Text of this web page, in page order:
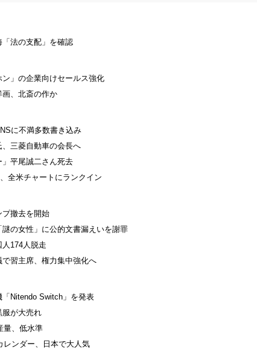
「法の支配」を確認
」の企業向けセールス強化
、北斎の作か
に不満多数書き込み
三菱自動車の会長へ
」平尾誠二さん死去
全米チャートにランクイン
プ撤去を開始
の女性」に公的文書漏えいを謝罪
174人脱走
習主席、権力集中強化へ
Nitendo Switch」を発表
服が大売れ
量、低水準
レンダー、日本で大人気